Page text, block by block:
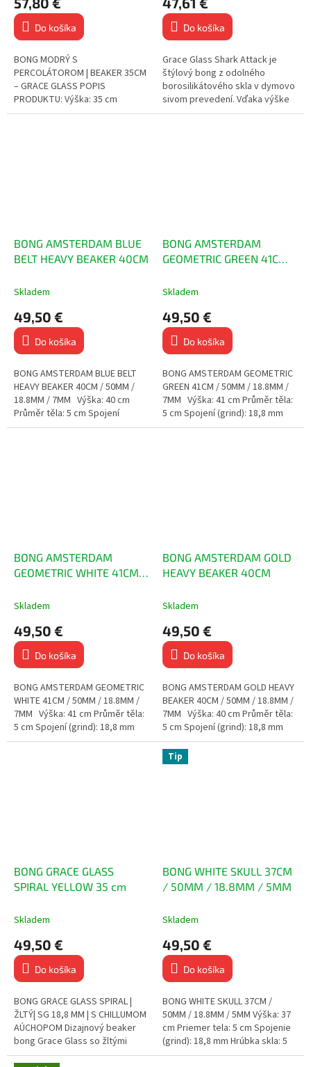
Do košíka
BONG MODRÝ S
PERCOLÁTOROM | BEAKER 35CM
– GRACE GLASS POPIS
PRODUKTU: Výška: 35 cm
Priemer: 45 mm Zásuvka: 18.8
Do košíka
Grace Glass Shark Attack je
štýlový bong z odolného
borosilikátového skla v dymovo
sivom prevedení. Vďaka výške
27,5 cm, 18,8 mm zábrusu a
BONG AMSTERDAM BLUE
BELT HEAVY BEAKER 40CM
Skladem
49,50 €
Do košíka
BONG AMSTERDAM BLUE BELT
HEAVY BEAKER 40CM / 50MM /
18.8MM / 7MM Výška: 40 cm
Průměr těla: 5 cm Spojení
(grind): 18,8 mm Tloušťka skla: 7
BONG AMSTERDAM
GEOMETRIC GREEN 41CM /
Skladem
49,50 €
Do košíka
BONG AMSTERDAM GEOMETRIC
GREEN 41CM / 50MM / 18.8MM /
7MM Výška: 41 cm Průměr těla:
5 cm Spojení (grind): 18,8 mm
Tloušťka skla: 7 mm
BONG AMSTERDAM
GEOMETRIC WHITE 41CM /
Skladem
49,50 €
Do košíka
BONG AMSTERDAM GEOMETRIC
WHITE 41CM / 50MM / 18.8MM /
7MM Výška: 41 cm Průměr těla:
5 cm Spojení (grind): 18,8 mm
Tloušťka skla: 7 mm
BONG AMSTERDAM GOLD
HEAVY BEAKER 40CM
Skladem
49,50 €
Do košíka
BONG AMSTERDAM GOLD HEAVY
BEAKER 40CM / 50MM / 18.8MM /
7MM Výška: 40 cm Průměr těla:
5 cm Spojení (grind): 18,8 mm
Tloušťka skla: 7 mm...
BONG GRACE GLASS
SPIRAL YELLOW 35 cm
Skladem
49,50 €
Do košíka
BONG GRACE GLASS SPIRAL |
ŽLTÝ| SG 18,8 MM | S CHILLUMOM
AÚCHOPOM Dizajnový beaker
bong Grace Glass so žltými
detailmi Vyrobený z pevného
Tip
BONG WHITE SKULL 37CM
/ 50MM / 18.8MM / 5MM
Skladem
49,50 €
Do košíka
BONG WHITE SKULL 37CM /
50MM / 18.8MM / 5MM Výška: 37
cm Priemer tela: 5 cm Spojenie
(grind): 18,8 mm Hrúbka skla: 5
mm Limitovaná edícia s bielym...